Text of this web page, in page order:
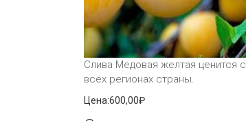
Слива Медовая желтая ценится
всех регионах страны.
Цена:600,00₽